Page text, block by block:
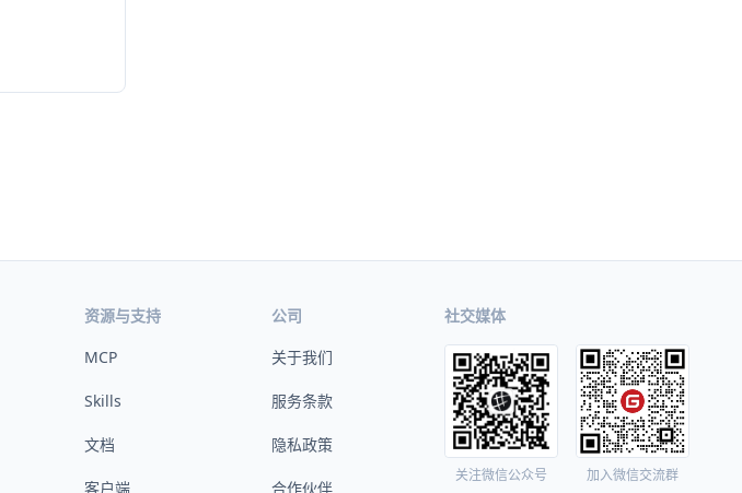
资源与支持
MCP
Skills
文档
客户端
公司
关于我们
服务条款
隐私政策
合作伙伴
社交媒体
关注微信公众号 加入微信交流群